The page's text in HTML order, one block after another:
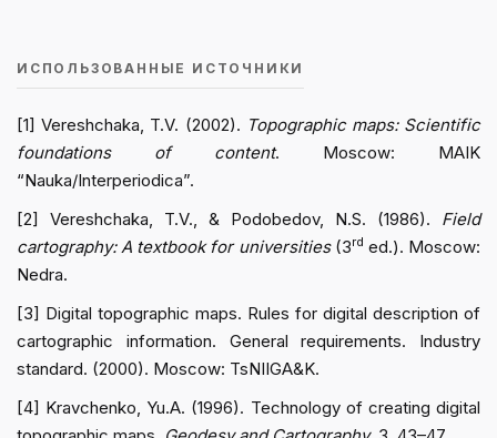
ИСПОЛЬЗОВАННЫЕ ИСТОЧНИКИ
[1] Vereshchaka, T.V. (2002). Topographic maps: Scientific
foundations of content. Moscow: MAIK
“Nauka/Interperiodica”.
[2] Vereshchaka, T.V., & Podobedov, N.S. (1986). Field
cartography: A textbook for universities(3rd ed.). Moscow:
Nedra.
[3] Digital topographic maps. Rules for digital description of
cartographic information. General requirements. Industry
standard. (2000). Moscow: TsNIIGA&K.
[4] Kravchenko, Yu.A. (1996). Technology of creating digital